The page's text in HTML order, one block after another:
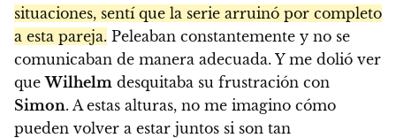
situaciones, sentí que la serie arruinó por completo
a esta pareja. Peleaban constantemente y no se
comunicaban de manera adecuada. Y me dolió ver
queWilhelm desquitaba su frustración con
Simon. A estas alturas, no me imagino cómo
pueden volver a estar juntos si son tan